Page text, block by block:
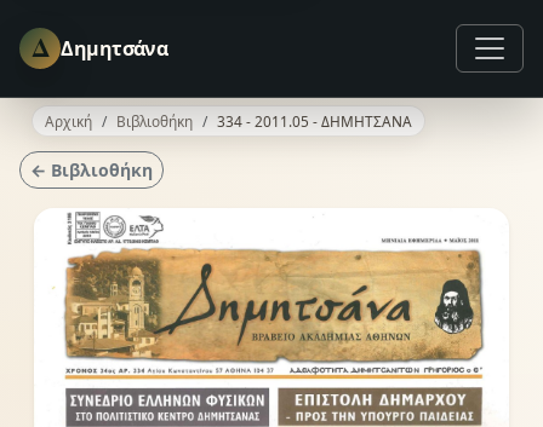
Δ Δημητσάνα
Αρχική Βιβλιοθήκη 334 - 2011.05 - ΔΗΜΗΤΣΑΝΑ
← Βιβλιοθήκη